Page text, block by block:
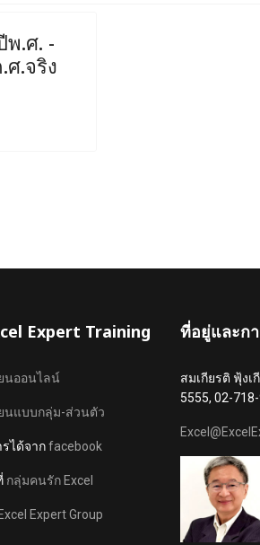
พ.ศ. -
ศ.จริง
Expert Training
นออนไลน์
นแบบกลุ่ม-ส่วนตัว
ได้จากfacebook
กลุ่มคนรัก Excel
Excel Expert Group
ที่อยู่และก
สมเกียรติ ฟุ้ง
5555, 02-